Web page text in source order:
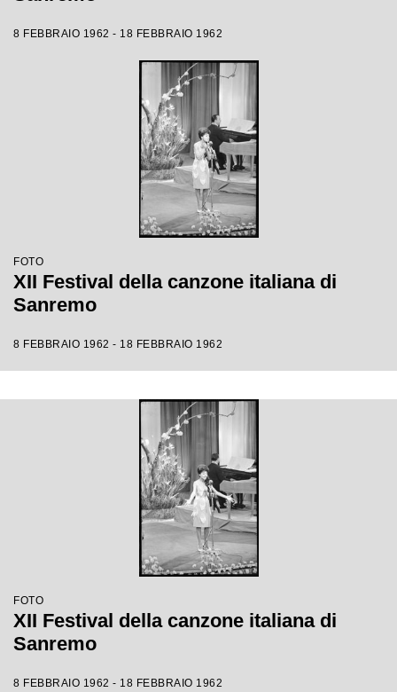
8 FEBBRAIO 1962 - 18 FEBBRAIO 1962
FOTO
XII Festival della canzone italiana di
Sanremo
8 FEBBRAIO 1962 - 18 FEBBRAIO 1962
FOTO
XII Festival della canzone italiana di
Sanremo
8 FEBBRAIO 1962 - 18 FEBBRAIO 1962